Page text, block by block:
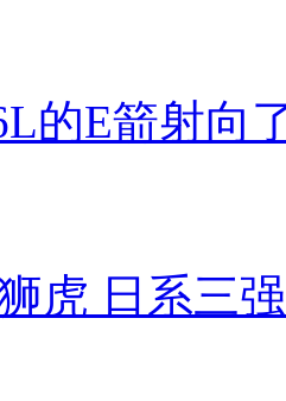
的E箭射向
虎 日系三